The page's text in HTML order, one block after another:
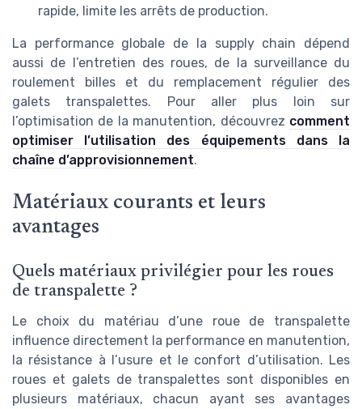
rapide, limite les arrêts de production.
La performance globale de la supply chain dépend
aussi de l’entretien des roues, de la surveillance du
roulement billes et du remplacement régulier des
galets transpalettes. Pour aller plus loin sur
l’optimisation de la manutention, découvrez comment
optimiser l’utilisation des équipements dans la
chaîne d’approvisionnement.
Matériaux courants et leurs
avantages
Quels matériaux privilégier pour les roues
de transpalette ?
Le choix du matériau d’une roue de transpalette
influence directement la performance en manutention,
la résistance à l’usure et le confort d’utilisation. Les
roues et galets de transpalettes sont disponibles en
plusieurs matériaux, chacun ayant ses avantages